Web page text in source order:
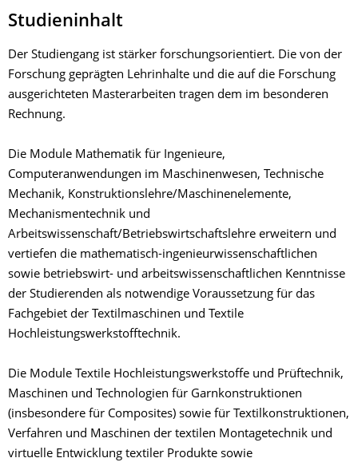
Studieninhalt
Der Studiengang ist stärker forschungsorientiert. Die von der
Forschung geprägten Lehrinhalte und die auf die Forschung
ausgerichteten Masterarbeiten tragen dem im besonderen
Rechnung.
Die Module Mathematik für Ingenieure,
Computeranwendungen im Maschinenwesen, Technische
Mechanik, Konstruktionslehre/Maschinenelemente,
Mechanismentechnik und
Arbeitswissenschaft/Betriebswirtschaftslehre erweitern und
vertiefen die mathematisch-ingenieurwissenschaftlichen
sowie betriebswirt- und arbeitswissenschaftlichen Kenntnisse
der Studierenden als notwendige Voraussetzung für das
Fachgebiet der Textilmaschinen und Textile
Hochleistungswerkstofftechnik.
Die Module Textile Hochleistungswerkstoffe und Prüftechnik,
Maschinen und Technologien für Garnkonstruktionen
(insbesondere für Composites) sowie für Textilkonstruktionen,
Verfahren und Maschinen der textilen Montagetechnik und
virtuelle Entwicklung textiler Produkte sowie